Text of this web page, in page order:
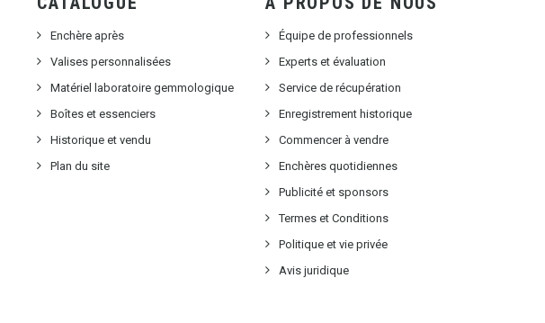
Enchère après
Valises personnalisées
Matériel laboratoire gemmologique
Boîtes et essenciers
Historique et vendu
Plan du site
Équipe de professionnels
Experts et évaluation
Service de récupération
Enregistrement historique
Commencer à vendre
Enchères quotidiennes
Publicité et sponsors
Termes et Conditions
Politique et vie privée
Avis juridique